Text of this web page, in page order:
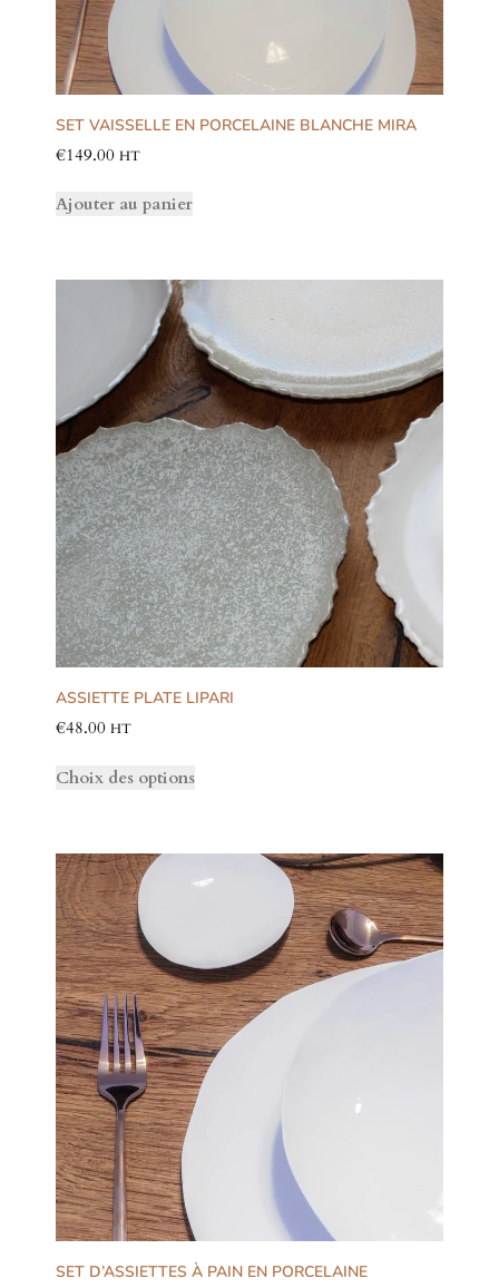
SET VAISSELLE EN PORCELAINE BLANCHE MIRA
€149.00 HT
Ajouter au panier
ASSIETTE PLATE LIPARI
€48.00 HT
Choix des options
SET D’ASSIETTES À PAIN EN PORCELAINE